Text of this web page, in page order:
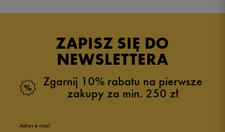
ZAPISZ SIĘ DO
NEWSLETTERA
Zgarnij 10% rabatu na pierwsze
zakupy za min. 250 zł
Adres e-mail